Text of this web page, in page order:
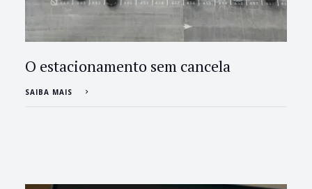
O estacionamento sem cancela
SAIBA MAIS